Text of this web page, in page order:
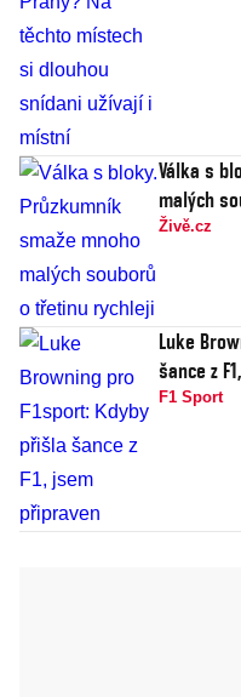
Válka s
malých
Živě.cz
Luke
šance z
F1 Sport